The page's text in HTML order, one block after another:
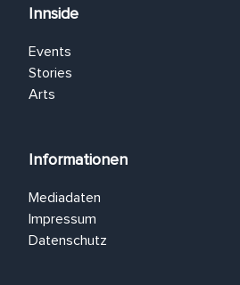
Innside
Events
Stories
Arts
Informationen
Mediadaten
Impressum
Datenschutz